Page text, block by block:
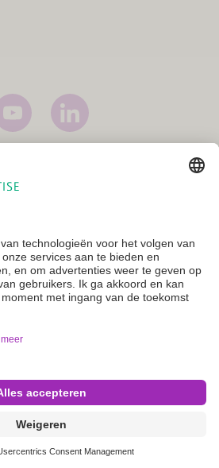
representative for product availability
are for reference only.